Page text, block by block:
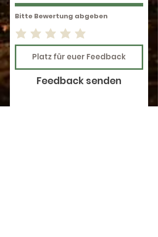
Bitte Bewertung abgeben
Feedback senden